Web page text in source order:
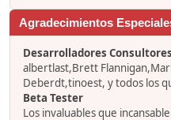
Agradecimientos
Desarrolladores Consultores
albertlast,Brett
Deberdt,tinoest, y todos los
Beta Tester
Los invaluables que